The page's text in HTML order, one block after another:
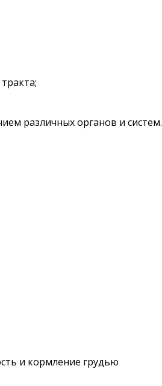
различных органов и систем.
и кормление грудью